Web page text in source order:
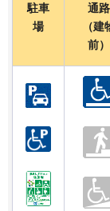
駐車
場
通路
（建
前）